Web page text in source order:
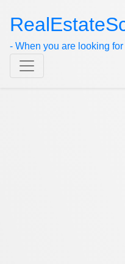
- When you are looking